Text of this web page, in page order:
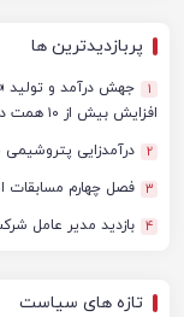
پربازدیدترین ها
1
جهش درآمد و تولید
افزایش بیش از ۱۰ همت درآمد پتروشیمی اروند در ۹ ماهه ۱۴۰۴
2 درآمدزایی پتروشیمی
3 فصل چهارم مسابقات
4 بازدید مدیر عامل
تازه های سیاست